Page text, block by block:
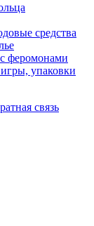
средства
феромонами
упаковки
связь